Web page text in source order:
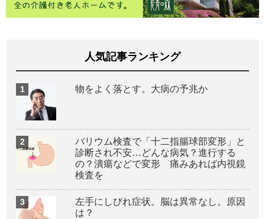
人気記事ランキング
物をよく落とす。大病の予兆か
バリウム検査で「十二指腸球部変形」と
診断され不安…どんな病気？進行する
の？潰瘍などで変形 痛みあれば内視鏡
検査を
左手にしびれ症状。脳は異常なし。原因
は？